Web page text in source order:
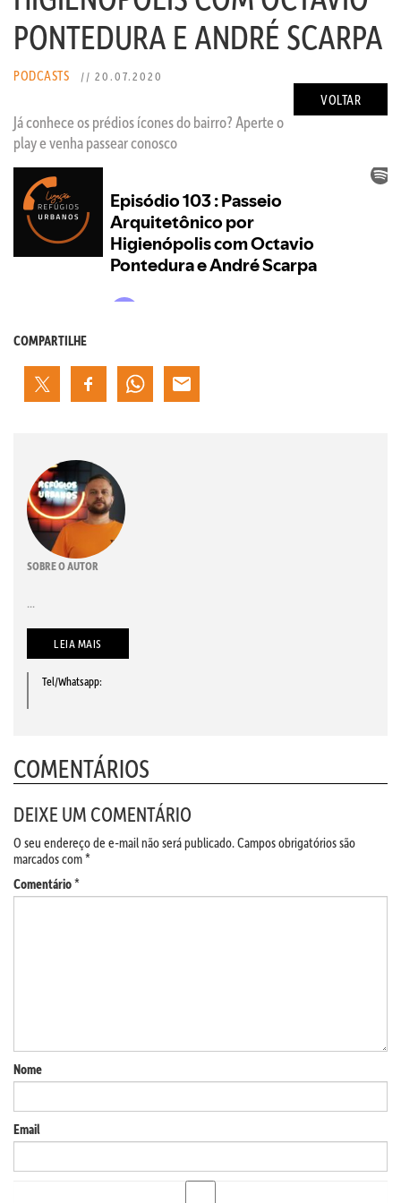
PONTEDURA E ANDRÉ SCARPA
VOLTAR
PODCASTS // 20.07.2020
Já conhece os prédios ícones do bairro? Aperte o
play e venha passear conosco
COMPARTILHE
SOBRE O AUTOR
...
LEIA MAIS
Tel/Whatsapp:
COMENTÁRIOS
DEIXE UM COMENTÁRIO
O seu endereço de e-mail não será publicado.Campos obrigatórios são
marcados com*
Comentário*
Nome
Email